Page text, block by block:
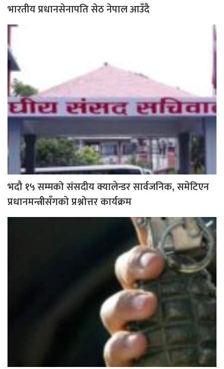
भारतीय प्रधानसेनापति सेठ नेपाल आउँदै
भदौ १५ सम्मको संसदीय क्यालेन्डर सार्वजनिक, समेटिएन
प्रधानमन्त्रीसँगको प्रश्नोत्तर कार्यक्रम